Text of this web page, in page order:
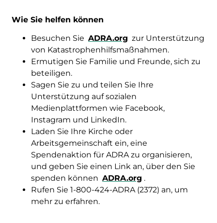
Wie Sie helfen können
Besuchen Sie ADRA.org zur Unterstützung
von Katastrophenhilfsmaßnahmen.
Ermutigen Sie Familie und Freunde, sich zu
beteiligen.
Sagen Sie zu und teilen Sie Ihre
Unterstützung auf sozialen
Medienplattformen wie Facebook,
Instagram und LinkedIn.
Laden Sie Ihre Kirche oder
Arbeitsgemeinschaft ein, eine
Spendenaktion für ADRA zu organisieren,
und geben Sie einen Link an, über den Sie
spenden können ADRA.org .
Rufen Sie 1-800-424-ADRA (2372) an, um
mehr zu erfahren.